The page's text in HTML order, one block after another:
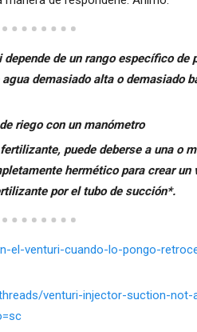
de un rango específico de
demasiado alta o demasiado
riego con un manómetro
puede deberse a una o
hermético para crear un
por el tubo de succión*.
el-venturi-cuando-lo-pongo-
venturi-injector-suction-not-